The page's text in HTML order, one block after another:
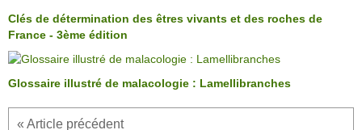
Clés de détermination des êtres vivants et des roches de
France - 3ème édition
Glossaire illustré de malacologie : Lamellibranches